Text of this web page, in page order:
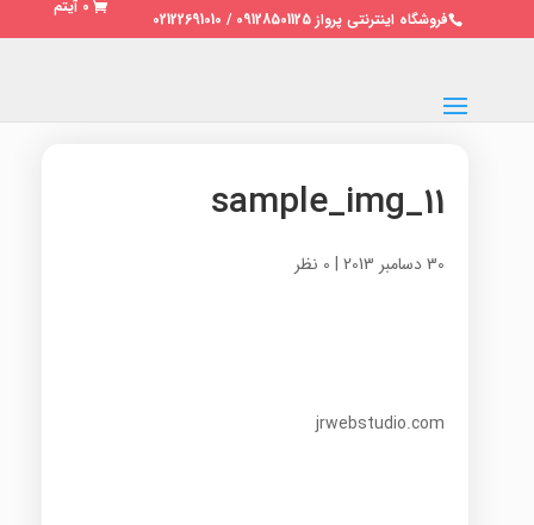
فروشگاه اینترنتی پرواز 09128501125 / 02122691010
0 آیتم
sample_img_11
30 دسامبر 2013 | 0 نظر
jrwebstudio.com